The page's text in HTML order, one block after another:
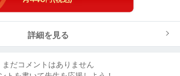
詳細を見る
まだコメントはありません